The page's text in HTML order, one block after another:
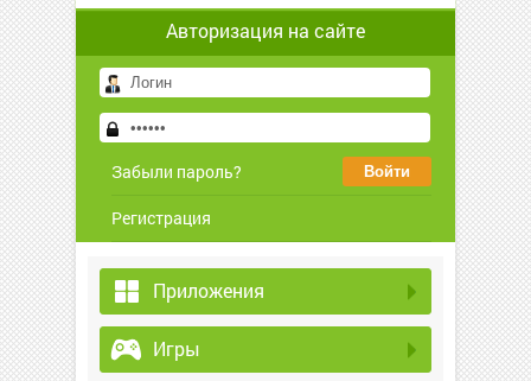
Авторизация на сайте
Забыли пароль?
Регистрация
Приложения
Игры